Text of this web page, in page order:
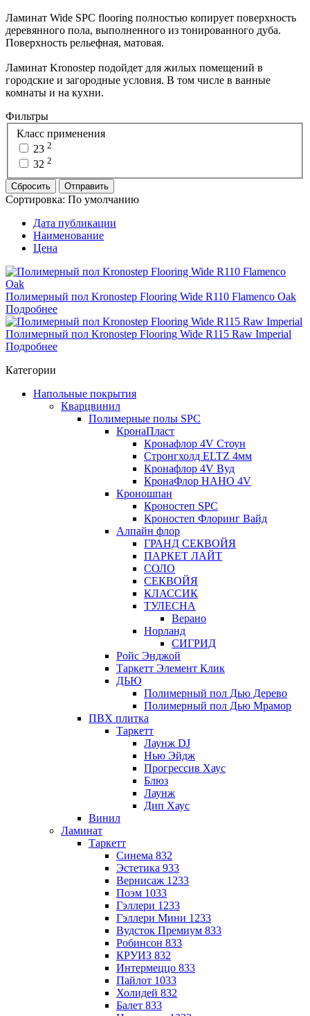
Ламинат Wide SPC flooring полностью копирует поверхность
деревянного пола, выполненного из тонированного дуба.
Поверхность рельефная, матовая.
Ламинат Kronostep подойдет для жилых помещений в
городские и загородные условия. В том числе в ванные
комнаты и на кухни.
Фильтры
Класс применения
23 2
32 2
Сбросить Отправить
Сортировка: По умолчанию
Дата публикации
Наименование
Цена
Полимерный пол Kronostep Flooring Wide R110 Flamenco Oak
Подробнее
Полимерный пол Kronostep Flooring Wide R115 Raw Imperial
Подробнее
Категории
Напольные покрытия
Кварцвинил
Полимерные полы SPC
КронаПласт
Кронафлор 4V Стоун
Стронгхолд ELTZ 4мм
Кронафлор 4V Вуд
КронаФлор НАНО 4V
Кроношпан
Кроностеп SPC
Кроностеп Флоринг Вайд
Алпайн флор
ГРАНД СЕКВОЙЯ
ПАРКЕТ ЛАЙТ
СОЛО
СЕКВОЙЯ
КЛАССИК
ТУЛЕСНА
Верано
Норланд
СИГРИД
Ройс Энджой
Таркетт Элемент Клик
ДЬЮ
Полимерный пол Дью Дерево
Полимерный пол Дью Мрамор
ПВХ плитка
Таркетт
Лаунж DJ
Нью Эйдж
Прогрессив Хаус
Блюз
Лаунж
Дип Хаус
Винил
Ламинат
Таркетт
Синема 832
Эстетика 933
Вернисаж 1233
Поэм 1033
Гэллери 1233
Гэллери Мини 1233
Вудсток Премиум 833
Робинсон 833
КРУИЗ 832
Интермеццо 833
Пайлот 1033
Холидей 832
Балет 833